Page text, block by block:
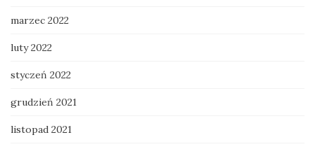
marzec 2022
luty 2022
styczeń 2022
grudzień 2021
listopad 2021